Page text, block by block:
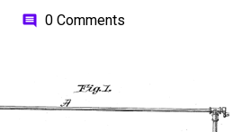
comment 0 Comments